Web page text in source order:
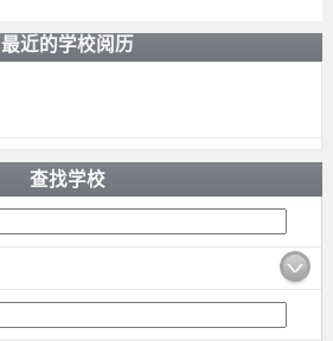
最近的学校阅历
查找学校